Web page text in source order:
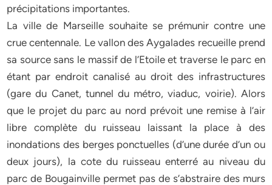
précipitations importantes.
La ville de Marseille souhaite se prémunir contre une
crue centennale. Le vallon des Aygalades recueille prend
sa source sans le massif de l’Etoile et traverse le parc en
étant par endroit canalisé au droit des infrastructures
(gare du Canet, tunnel du métro, viaduc, voirie). Alors
que le projet du parc au nord prévoit une remise à l’air
libre complète du ruisseau laissant la place à des
inondations des berges ponctuelles (d’une durée d’un ou
deux jours), la cote du ruisseau enterré au niveau du
parc de Bougainville permet pas de s’abstraire des murs